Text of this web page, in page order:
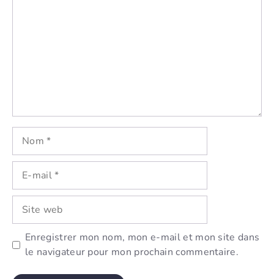
Nom
mail
Site
web
Enregistrer mon nom, mon e-mail et mon site dans
le navigateur pour mon prochain commentaire.